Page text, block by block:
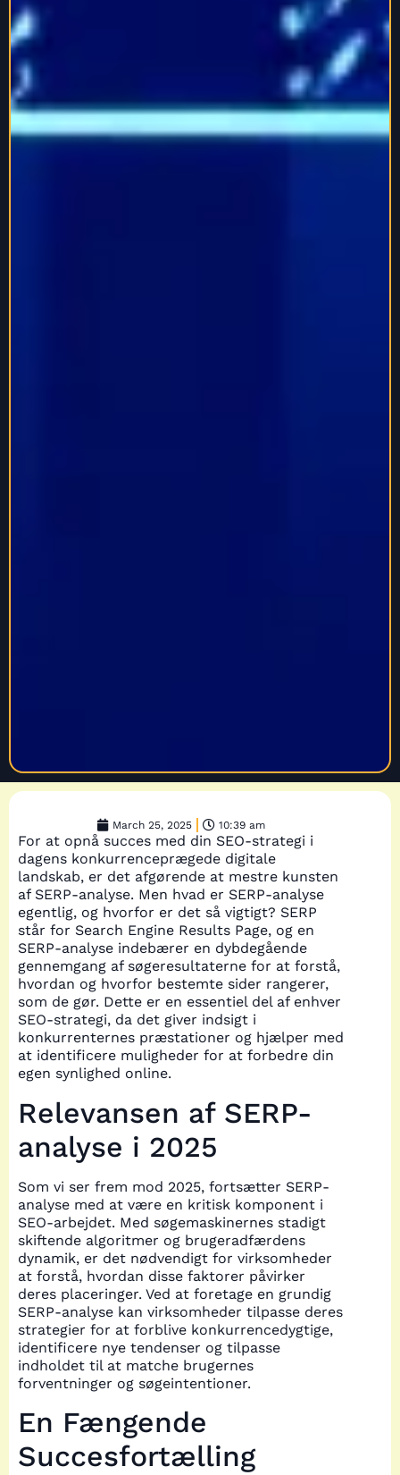
March 25, 2025 10:39 am
For at opnå succes med din SEO-strategi i
dagens konkurrenceprægede digitale
landskab, er det afgørende at mestre kunsten
af SERP-analyse. Men hvad er SERP-analyse
egentlig, og hvorfor er det så vigtigt? SERP
står for Search Engine Results Page, og en
SERP-analyse indebærer en dybdegående
gennemgang af søgeresultaterne for at forstå,
hvordan og hvorfor bestemte sider rangerer,
som de gør. Dette er en essentiel del af enhver
SEO-strategi, da det giver indsigt i
konkurrenternes præstationer og hjælper med
at identificere muligheder for at forbedre din
egen synlighed online.
Relevansen af SERP-
analyse i 2025
Som vi ser frem mod 2025, fortsætter SERP-
analyse med at være en kritisk komponent i
SEO-arbejdet. Med søgemaskinernes stadigt
skiftende algoritmer og brugeradfærdens
dynamik, er det nødvendigt for virksomheder
at forstå, hvordan disse faktorer påvirker
deres placeringer. Ved at foretage en grundig
SERP-analyse kan virksomheder tilpasse deres
strategier for at forblive konkurrencedygtige,
identificere nye tendenser og tilpasse
indholdet til at matche brugernes
forventninger og søgeintentioner.
En Fængende
Succesfortælling